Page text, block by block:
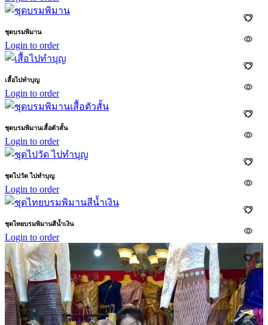
ชุดบรมพิมาน
Login to order
เสื้อไปทำบุญ
Login to order
ชุดบรมพิมานเสื้อตัวสั้น
Login to order
ชุดไปวัด ไปทำบุญ
Login to order
ชุดไทยบรมพิมานสีน้ำเงิน
Login to order